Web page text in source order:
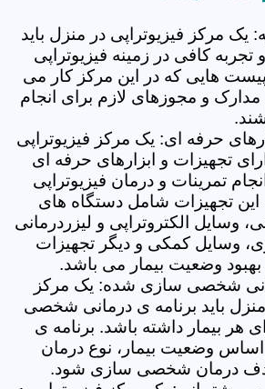
مرکز فیزیوتراپی در منزل باید
کافی در زمینه فیزیوتراپی
هایی که در این مرکز کار می
مدارک و مجوزهای لازم برای انجام
حرفه ای: یک مرکز فیزیوتراپی
تجهیزات و ابزارهای حرفه ای
تمرینات و درمان فیزیوتراپی
تجهیزات شامل دستگاه های
وسایل الکتروتراپی و لیزردرمانی
وسایل کمکی و دیگر تجهیزات
بهبود وضعیت بیمار می باشد.
شخصی سازی شده: یک مرکز
منزل باید برنامه ی درمانی شخصی
هر بیمار داشته باشد. برنامه ی
اساس وضعیت بیمار، نوع درمان
هدف درمان شخصی سازی شود.